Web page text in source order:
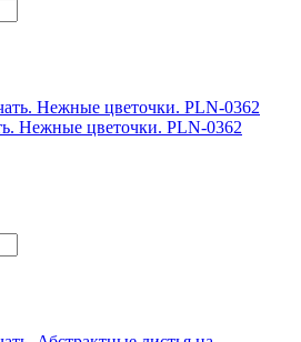
Нежные цветочки. PLN-0362